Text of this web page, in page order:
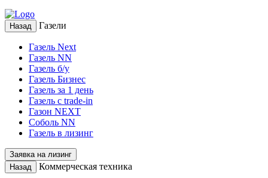
Назад Газели
Газель Next
Газель NN
Газель б/у
Газель Бизнес
Газель за 1 день
Газель с trade-in
Газон NEXT
Соболь NN
Газель в лизинг
Заявка на лизинг
Назад
Коммерческая техника